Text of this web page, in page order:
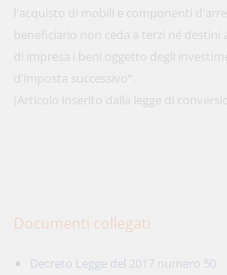
l'acquisto di mobili e componenti
beneficiario non ceda a terzi né destini
di impresa i beni oggetto degli
d'imposta successivo”.
(Articolo inserito dalla legge di
Documenti collegati
Decreto Legge del 2017 numero 50